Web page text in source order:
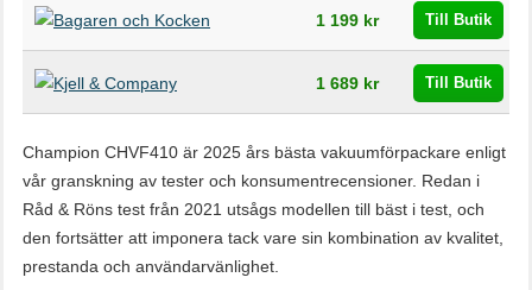
Butik
1 199 kr Till Butik
1 689 kr Till Butik
Champion CHVF410 är 2025 års bästa vakuumförpackare enligt
vår granskning av tester och konsumentrecensioner. Redan i
Råd & Röns test från 2021 utsågs modellen till bäst i test, och
den fortsätter att imponera tack vare sin kombination av kvalitet,
prestanda och användarvänlighet.